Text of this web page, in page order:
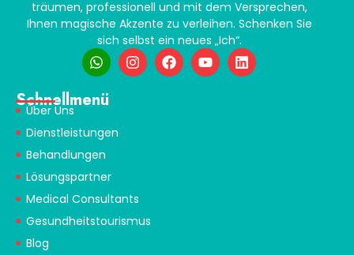
träumen, professionell und mit dem Versprechen,
Ihnen magische Akzente zu verleihen. Schenken Sie
sich selbst ein neues „Ich“.
Schnellmenü
Über Uns
Dienstleistungen
Behandlungen
Lösungspartner
Medical Consultants
Gesundheitstourismus
Blog